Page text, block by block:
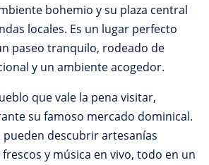
bohemio y su plaza central
locales. Es un lugar perfecto
paseo tranquilo, rodeado de
y un ambiente acogedor.
que vale la pena visitar,
su famoso mercado dominical.
pueden descubrir artesanías
y música en vivo, todo en un